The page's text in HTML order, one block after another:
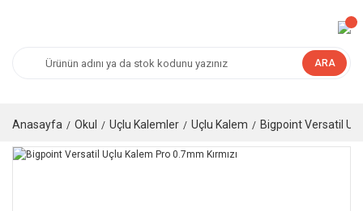
ARA
Anasayfa Okul Uçlu Kalemler Uçlu Kalem Bigpoint Versatil